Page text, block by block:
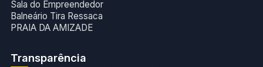
Sala do Empreendedor
Balneário Tira Ressaca
PRAIA DA AMIZADE
Transparência